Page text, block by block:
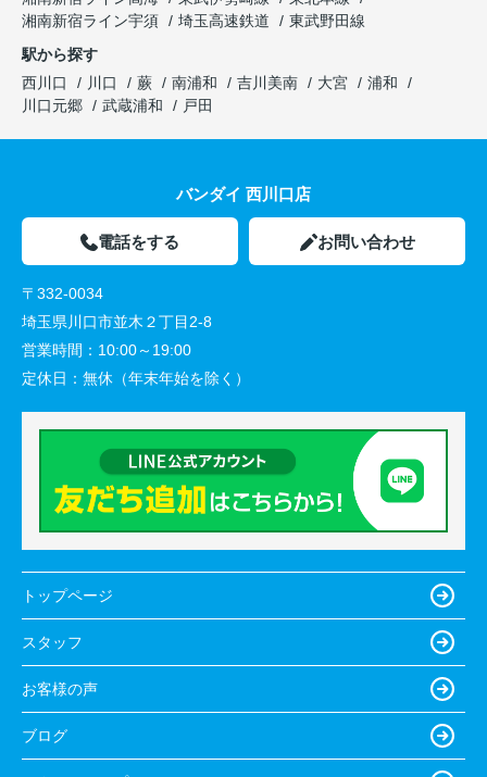
湘南新宿ライン宇須
埼玉高速鉄道
東武野田線
駅から探す
西川口
川口 蕨 南浦和 吉川美南 大宮
浦和
川口元郷
武蔵浦和 戸田
バンダイ 西川口店
電話をする お問い合わせ
〒332-0034
埼玉県川口市並木２丁目2-8
営業時間： 10:00～19:00
定休日： 無休（年末年始を除く）
トップページ
スタッフ
お客様の声
ブログ